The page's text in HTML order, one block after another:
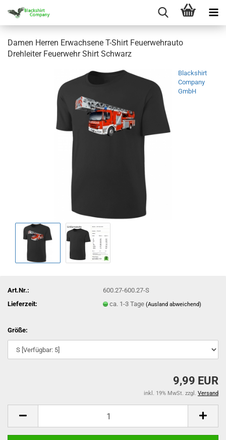
Damen Herren Erwachsene T-Shirt Feuerwehrauto
Drehleiter Feuerwehr Shirt Schwarz
Blackshirt
Company
GmbH
Art.Nr.:
600.27-600.27-S
Lieferzeit:
ca. 1-3 Tage(Ausland abweichend)
Größe:
9,99 EUR
inkl. 19% MwSt. zzgl. Versand